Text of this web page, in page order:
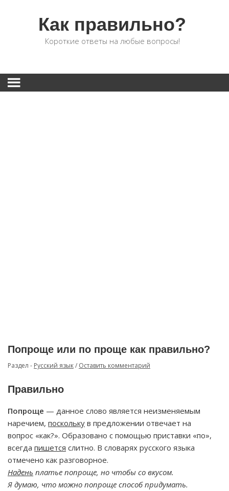
Как правильно?
Короткие ответы на любые вопросы!
Попроще или по проще как правильно?
Раздел - Русский язык/ Оставить комментарий
Правильно
Попроще — данное слово является неизменяемым
наречием, поскольку в предложении отвечает на
вопрос «как?». Образовано с помощью приставки «по»,
всегда пишется слитно. В словарях русского языка
отмечено как разговорное.
Надень платье попроще, но чтобы со вкусом.
Я думаю, что можно попроще способ придумать.